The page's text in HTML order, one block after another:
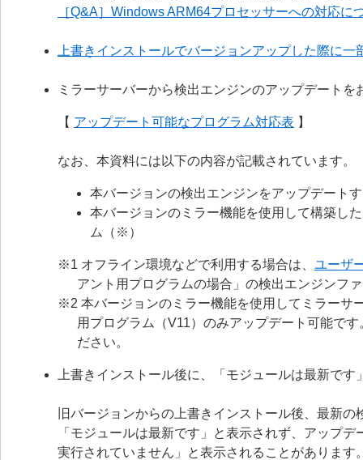
［Q&A］Windows ARM64プロセッサーへの対応に
上書きインストールでバージョンアップした際に
ミラーサーバーから検出エンジンのアップデート
【 アップデート可能なプログラム対応表 】
なお、本資料には以下の内容が記載されています。
本バージョンの検出エンジンをアップデート
本バージョンのミラー機能を使用して構築し
ム（※）
※1 オフライン環境などで利用する場合は、 ユーザ
アント用プログラムの場合」の検出エンジンフ
※2 本バージョンのミラー機能を使用してミラーサ
用プログラム（V11）のみアップデート可能で
ださい。
上書きインストール後に、「モジュールは最新です
旧バージョンからの上書きインストール後、最新
「モジュールは最新です」と表示されず、アップ
実行されていません」と表示されることがあります